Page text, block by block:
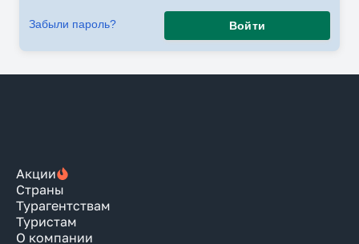
Забыли пароль? Войти
Акции
Страны
Турагентствам
Туристам
О компании